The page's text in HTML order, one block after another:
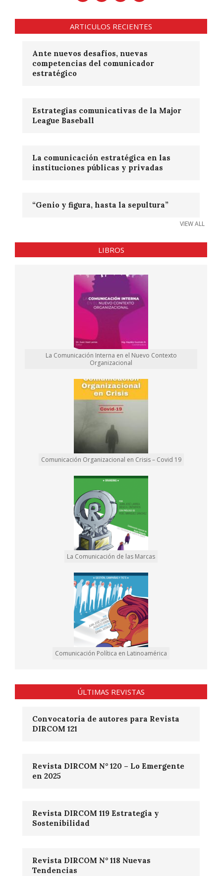
ARTICULOS RECIENTES
Ante nuevos desafíos, nuevas
competencias del comunicador
estratégico
Estrategias comunicativas de la Major
League Baseball
La comunicación estratégica en las
instituciones públicas y privadas
“Genio y figura, hasta la sepultura”
VIEW ALL
LIBROS
La Comunicación Interna en el Nuevo Contexto
Organizacional
Comunicación Organizacional en Crisis – Covid 19
La Comunicación de las Marcas
Comunicación Política en Latinoamérica
ÚLTIMAS REVISTAS
Convocatoria de autores para Revista
DIRCOM 121
Revista DIRCOM N° 120 – Lo Emergente
en 2025
Revista DIRCOM 119 Estrategia y
Sostenibilidad
Revista DIRCOM N° 118 Nuevas
Tendencias